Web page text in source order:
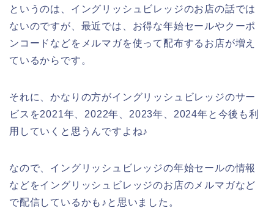
というのは、イングリッシュビレッジのお店の話では
ないのですが、最近では、お得な年始セールやクーポ
ンコードなどをメルマガを使って配布するお店が増え
ているからです。
それに、かなりの方がイングリッシュビレッジのサー
ビスを2021年、2022年、2023年、2024年と今後も利
用していくと思うんですよね♪
なので、イングリッシュビレッジの年始セールの情報
などをイングリッシュビレッジのお店のメルマガなど
で配信しているかも♪と思いました。